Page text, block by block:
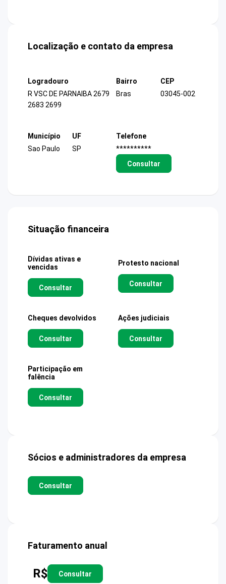
Localização e contato da empresa
Logradouro
R VSC DE PARNAIBA 2679
2683 2699
Bairro
Bras
CEP
03045-002
Município
Sao Paulo
UF
SP
Telefone
**********
Consultar
Situação financeira
Dívidas ativas e
vencidas
Consultar
Protesto nacional
Consultar
Cheques devolvidos
Consultar
Ações judiciais
Consultar
Participação em
falência
Consultar
Sócios e administradores da empresa
Consultar
Faturamento anual
R$ Consultar